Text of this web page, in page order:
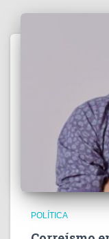
POLÍTICA